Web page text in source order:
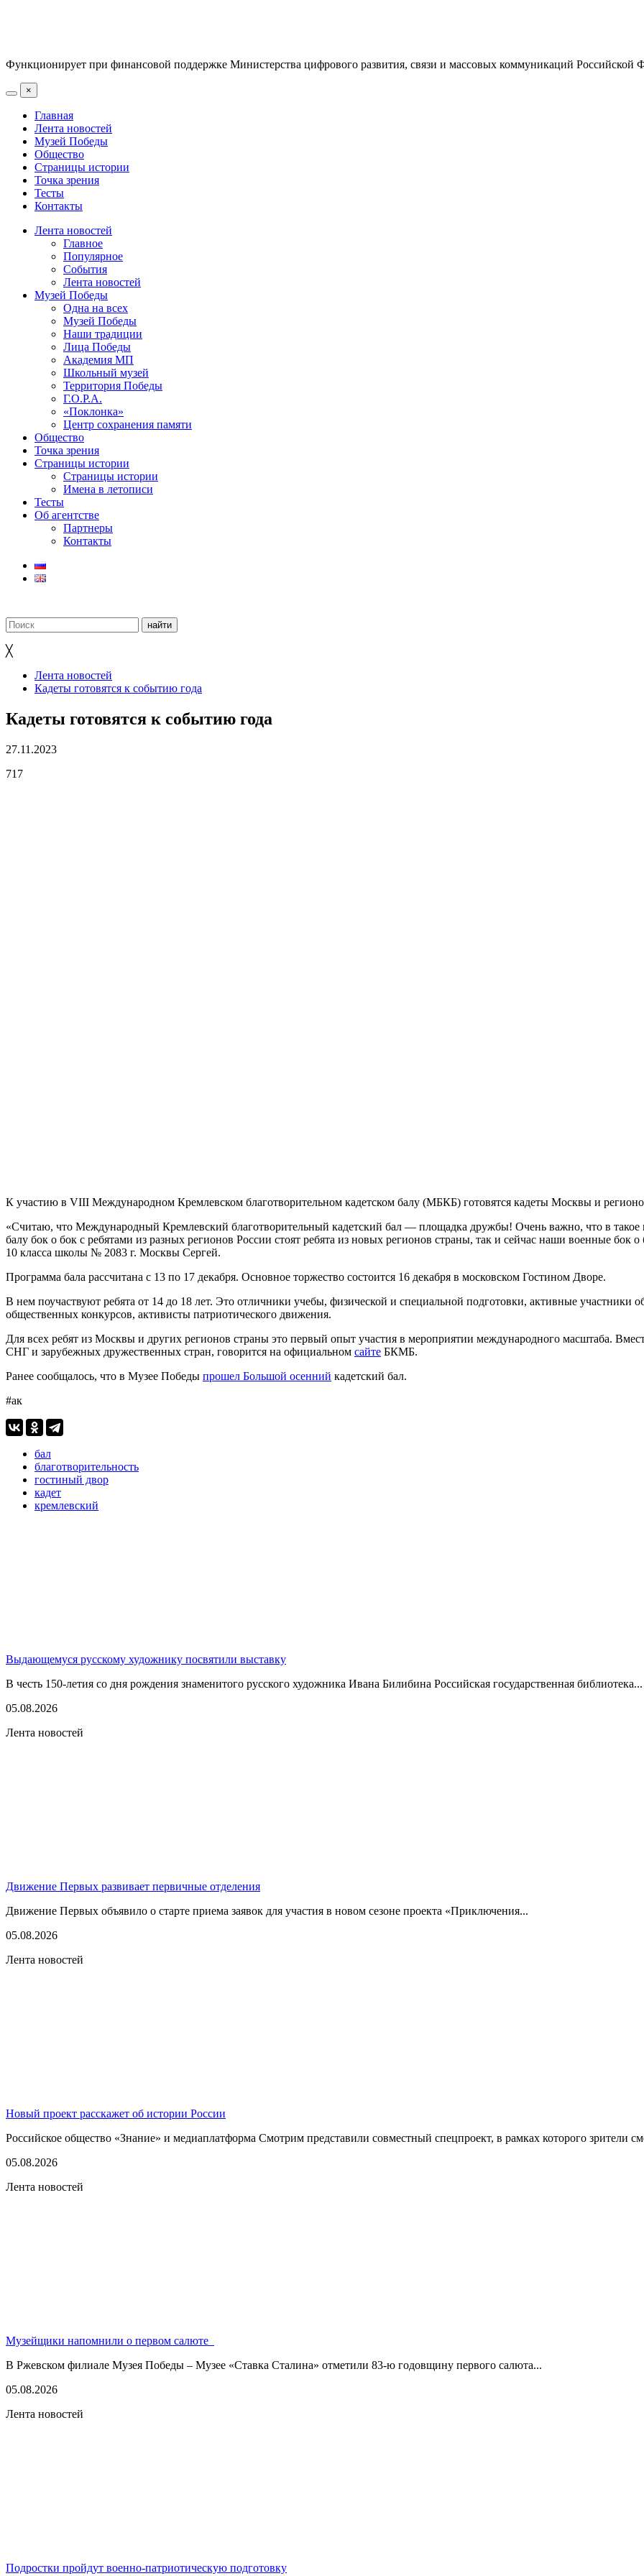
Функционирует при финансовой поддержке Министерства цифрового развития, связи и массовых коммуникаций Российской
×
Главная
Лента новостей
Музей Победы
Общество
Страницы истории
Точка зрения
Тесты
Контакты
Лента новостей
Главное
Популярное
События
Лента новостей
Музей Победы
Одна на всех
Музей Победы
Наши традиции
Лица Победы
Академия МП
Школьный музей
Территория Победы
Г.О.Р.А.
«Поклонка»
Центр сохранения памяти
Общество
Точка зрения
Страницы истории
Страницы истории
Имена в летописи
Тесты
Об агентстве
Партнеры
Контакты
╳
Лента новостей
Кадеты готовятся к событию года
Кадеты готовятся к событию года
27.11.2023
717
К участию в VIII Международном Кремлевском благотворительном кадетском балу (МБКБ) готовятся кадеты Москвы и
«Считаю, что Международный Кремлевский благотворительный кадетский бал — площадка дружбы! Очень важно, что в
балу бок о бок с ребятами из разных регионов России стоят ребята из новых регионов страны, так и сейчас наши военные
10 класса школы № 2083 г. Москвы Сергей.
Программа бала рассчитана с 13 по 17 декабря. Основное торжество состоится 16 декабря в московском Гостином Дворе.
В нем поучаствуют ребята от 14 до 18 лет. Это отличники учебы, физической и специальной подготовки, активные
общественных конкурсов, активисты патриотического движения.
Для всех ребят из Москвы и других регионов страны это первый опыт участия в мероприятии международного масштаба.
СНГ и зарубежных дружественных стран, говорится на официальном сайте БКМБ.
Ранее сообщалось, что в Музее Победы прошел Большой осенний кадетский бал.
#ак
бал
благотворительность
гостиный двор
кадет
кремлевский
Выдающемуся русскому художнику посвятили выставку
В честь 150-летия со дня рождения знаменитого русского художника Ивана Билибина Российская государственная библиотека...
05.08.2026
Лента новостей
Движение Первых развивает первичные отделения
Движение Первых объявило о старте приема заявок для участия в новом сезоне проекта «Приключения...
05.08.2026
Лента новостей
Новый проект расскажет об истории России
Российское общество «Знание» и медиаплатформа Смотрим представили совместный спецпроект, в рамках которого зрители
05.08.2026
Лента новостей
Музейщики напомнили о первом салюте
В Ржевском филиале Музея Победы – Музее «Ставка Сталина» отметили 83-ю годовщину первого салюта...
05.08.2026
Лента новостей
Подростки пройдут военно-патриотическую подготовку